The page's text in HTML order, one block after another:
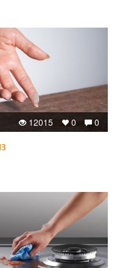
0
0
12015